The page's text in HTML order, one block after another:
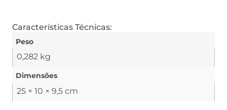
Características Técnicas:
Peso
0,282 kg
Dimensões
25 × 10 × 9,5 cm